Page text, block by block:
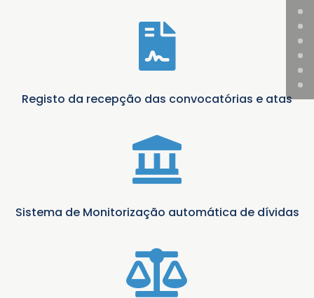

Registo da recepção das convocatórias e atas

Sistema de Monitorização automática de dívidas
